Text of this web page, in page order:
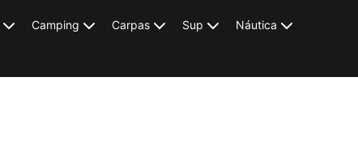
Camping Carpas Sup Náutica